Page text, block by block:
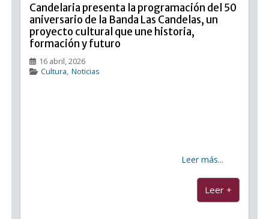
Candelaria presenta la programación del 50
aniversario de la Banda Las Candelas, un
proyecto cultural que une historia,
formación y futuro
16 abril, 2026
Cultura, Noticias
Leer más...
Leer +